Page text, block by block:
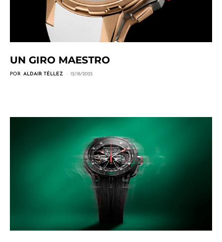
UN GIRO MAESTRO
POR ALDAIR TÉLLEZ 12/18/2025